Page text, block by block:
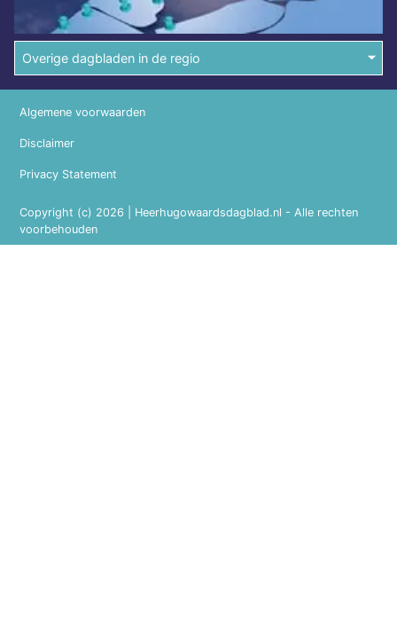
Overige dagbladen in de regio
Copyright (c) 2026 | Heerhugowaardsdagblad.nl - Alle rechten
voorbehouden
Algemene voorwaarden
Disclaimer
Privacy Statement